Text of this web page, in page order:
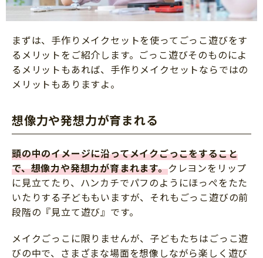
まずは、手作りメイクセットを使ってごっこ遊びをす
るメリットをご紹介します。ごっこ遊びそのものによ
るメリットもあれば、手作りメイクセットならではの
メリットもありますよ。
想像力や発想力が育まれる
頭の中のイメージに沿ってメイクごっこをすること
で、想像力や発想力が育まれます。クレヨンをリップ
に見立てたり、ハンカチでパフのようにほっぺをたた
いたりする子どももいますが、それもごっこ遊びの前
段階の『見立て遊び』です。
メイクごっこに限りませんが、子どもたちはごっこ遊
びの中で、さまざまな場面を想像しながら楽しく遊び